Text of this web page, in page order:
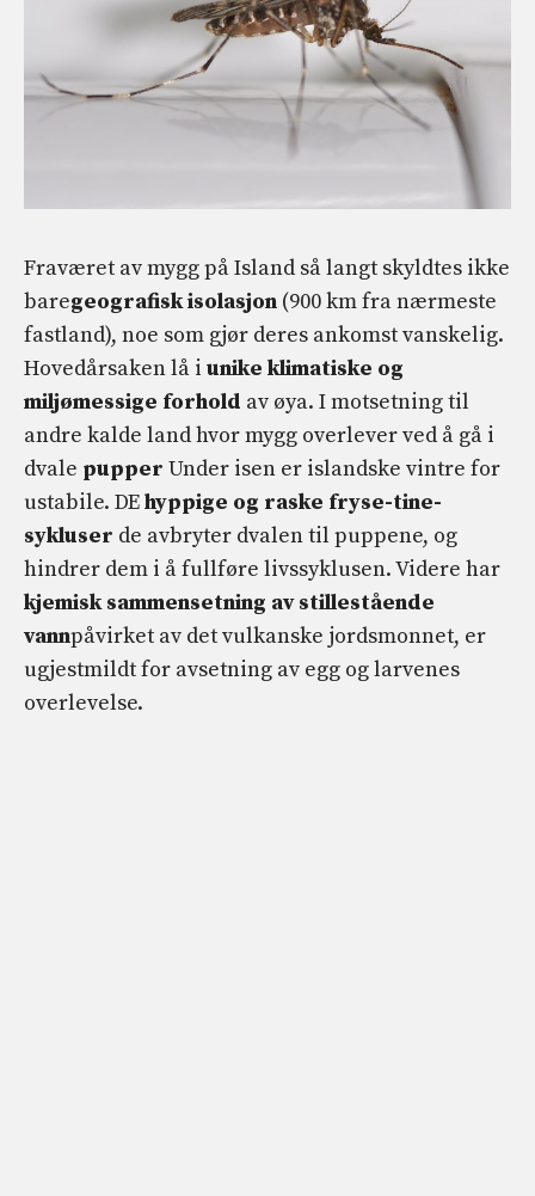
Fraværet av mygg på Island så langt skyldtes ikke
baregeografisk isolasjon (900 km fra nærmeste
fastland), noe som gjør deres ankomst vanskelig.
Hovedårsaken lå i unike klimatiske og
miljømessige forhold av øya. I motsetning til
andre kalde land hvor mygg overlever ved å gå i
dvale pupper Under isen er islandske vintre for
ustabile. DEhyppige og raske fryse-tine-
sykluser de avbryter dvalen til puppene, og
hindrer dem i å fullføre livssyklusen. Videre har
kjemisk sammensetning av stillestående
vannpåvirket av det vulkanske jordsmonnet, er
ugjestmildt for avsetning av egg og larvenes
overlevelse.